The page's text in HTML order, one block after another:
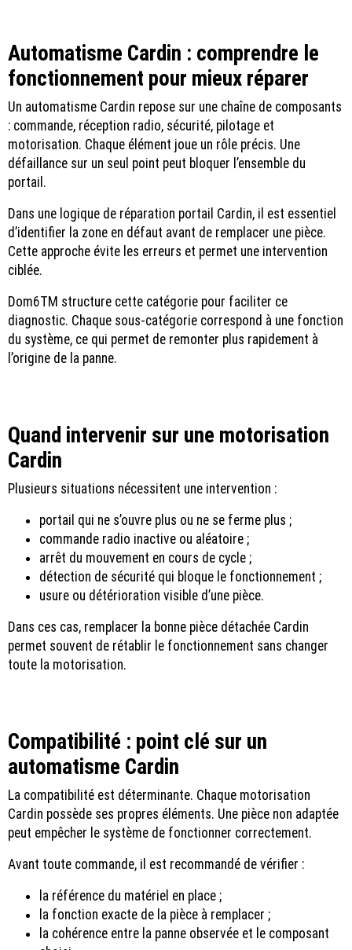
Automatisme Cardin : comprendre le
fonctionnement pour mieux réparer
Un automatisme Cardin repose sur une chaîne de composants
: commande, réception radio, sécurité, pilotage et
motorisation. Chaque élément joue un rôle précis. Une
défaillance sur un seul point peut bloquer l’ensemble du
portail.
Dans une logique de réparation portail Cardin, il est essentiel
d’identifier la zone en défaut avant de remplacer une pièce.
Cette approche évite les erreurs et permet une intervention
ciblée.
Dom6TM structure cette catégorie pour faciliter ce
diagnostic. Chaque sous-catégorie correspond à une fonction
du système, ce qui permet de remonter plus rapidement à
l’origine de la panne.
Quand intervenir sur une motorisation
Cardin
Plusieurs situations nécessitent une intervention :
portail qui ne s’ouvre plus ou ne se ferme plus ;
commande radio inactive ou aléatoire ;
arrêt du mouvement en cours de cycle ;
détection de sécurité qui bloque le fonctionnement ;
usure ou détérioration visible d’une pièce.
Dans ces cas, remplacer la bonne pièce détachée Cardin
permet souvent de rétablir le fonctionnement sans changer
toute la motorisation.
Compatibilité : point clé sur un
automatisme Cardin
La compatibilité est déterminante. Chaque motorisation
Cardin possède ses propres éléments. Une pièce non adaptée
peut empêcher le système de fonctionner correctement.
Avant toute commande, il est recommandé de vérifier :
la référence du matériel en place ;
la fonction exacte de la pièce à remplacer ;
la cohérence entre la panne observée et le composant